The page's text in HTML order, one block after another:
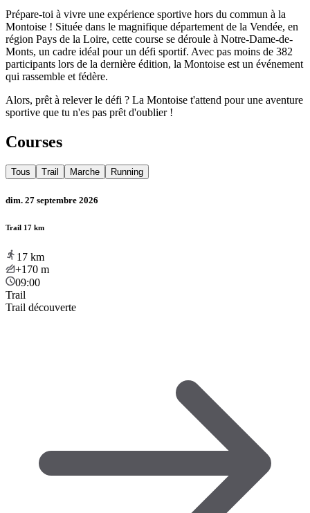
Prépare-toi à vivre une expérience sportive hors du commun à la
Montoise ! Située dans le magnifique département de la Vendée, en
région Pays de la Loire, cette course se déroule à Notre-Dame-de-
Monts, un cadre idéal pour un défi sportif. Avec pas moins de 382
participants lors de la dernière édition, la Montoise est un événement
qui rassemble et fédère.
Alors, prêt à relever le défi ? La Montoise t'attend pour une aventure
sportive que tu n'es pas prêt d'oublier !
Courses
Tous Trail Marche Running
dim. 27 septembre 2026
Trail 17 km
17 km
+170 m
09:00
Trail
Trail découverte